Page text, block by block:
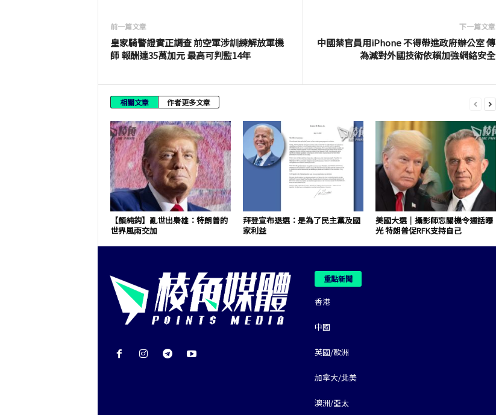
前一篇文章
皇家騎警證實正調查 前空軍涉訓練解放軍機
師 報酬達35萬加元 最高可判監14年
下一篇文章
中國禁官員用iPhone 不得帶進政府辦公室 傳
為減對外國技術依賴加強網絡安全
相關文章 作者更多文章
【顏純鈎】亂世出梟雄：特朗普的
世界風雨交加
拜登宣布退選：是為了民主黨及國
家利益
美國大選｜攝影師忘關機令通話曝
光 特朗普促RFK支持自己
重點新聞
香港
中國
英國/歐洲
加拿大/北美
澳洲/亞太